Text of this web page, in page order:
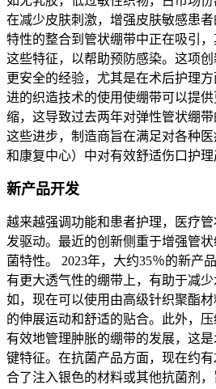
在减少皮肤刺激，增强皮肤敏感患
特性的整合到管状绷带中正在吸引
这些特征，以帮助预防感染。这项
更安全的经验，尤其是在术后护理
进的织造技术的使用使绷带可以提
缩，这导致过去两年对弹性管状绷
这些进步，制造商旨在满足对各种
和康复中心）中对有效舒适伤口护理
新产品开发
越来越强调功能和患者护理，医疗
发驱动。最近的创新侧重于增强管
菌特性。 2023年，大约35％的新产
有更大透气性的绷带上，有助于减
如，现在可以使用由高级针织聚酯
的伸展运动和舒适的贴合。此外，
有效地管理肿胀的绷带的发展，这
键特征。在抗菌产品方面，现在约
合了注入银色的材料或其他抗菌剂